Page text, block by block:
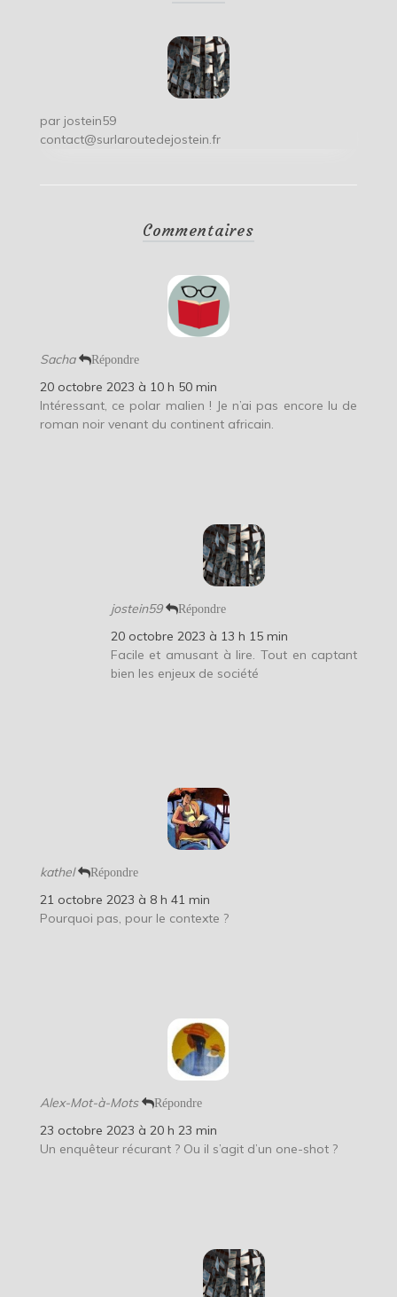
par jostein59
contact@surlaroutedejostein.fr
Commentaires
Sacha Répondre
20 octobre 2023 à 10 h 50 min
Intéressant, ce polar malien ! Je n’ai pas encore lu de
roman noir venant du continent africain.
jostein59 Répondre
20 octobre 2023 à 13 h 15 min
Facile et amusant à lire. Tout en captant
bien les enjeux de société
kathel Répondre
21 octobre 2023 à 8 h 41 min
Pourquoi pas, pour le contexte ?
Alex-Mot-à-Mots Répondre
23 octobre 2023 à 20 h 23 min
Un enquêteur récurant ? Ou il s’agit d’un one-shot ?